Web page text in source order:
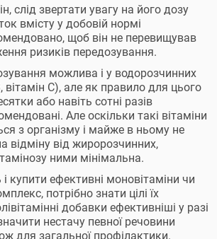
слід звертати увагу на його дозу
вмісту у добовій нормі
щоб він не перевищував
ризиків передозування.
можлива і у водорозчинних
вітамін С), але як правило для цього
або навіть сотні разів
Але оскільки такі вітаміни
з організму і майже в ньому не
відміну від жиророзчинних,
ними мінімальна.
купити ефективні моновітаміни чи
потрібно знати цілі їх
добавки ефективніші у разі
нестачу певної речовини
для загальної профілактики.